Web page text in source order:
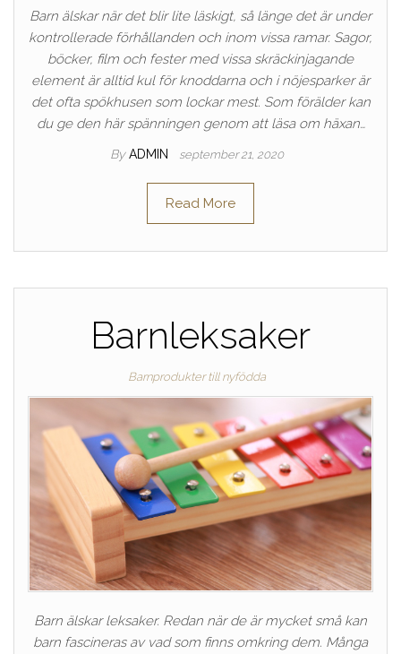
Barn älskar när det blir lite läskigt, så länge det är under
kontrollerade förhållanden och inom vissa ramar. Sagor,
böcker, film och fester med vissa skräckinjagande
element är alltid kul för knoddarna och i nöjesparker är
det ofta spökhusen som lockar mest. Som förälder kan
du ge den här spänningen genom att läsa om häxan…
By ADMIN september 21, 2020
Read More
Barnleksaker
Barnprodukter till nyfödda
Barn älskar leksaker. Redan när de är mycket små kan
barn fascineras av vad som finns omkring dem. Många